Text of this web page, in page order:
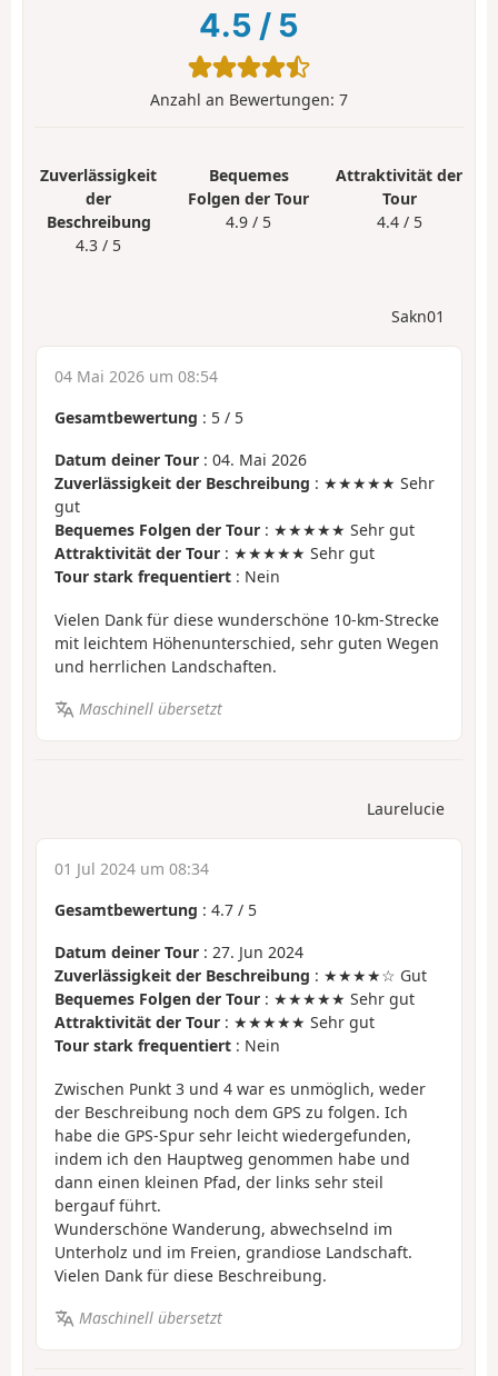
4.5 / 5
Anzahl an Bewertungen: 7
Zuverlässigkeit
der
Beschreibung
4.3 / 5
Bequemes
Folgen der Tour
4.9 / 5
Attraktivität der
Tour
4.4 / 5
Sakn01
04 Mai 2026 um 08:54
Gesamtbewertung : 5 / 5
Datum deiner Tour : 04. Mai 2026
Zuverlässigkeit der Beschreibung : ★★★★★ Sehr
gut
Bequemes Folgen der Tour : ★★★★★ Sehr gut
Attraktivität der Tour : ★★★★★ Sehr gut
Tour stark frequentiert : Nein
Vielen Dank für diese wunderschöne 10-km-Strecke
mit leichtem Höhenunterschied, sehr guten Wegen
und herrlichen Landschaften.
Maschinell übersetzt
Laurelucie
01 Jul 2024 um 08:34
Gesamtbewertung : 4.7 / 5
Datum deiner Tour : 27. Jun 2024
Zuverlässigkeit der Beschreibung : ★★★★☆ Gut
Bequemes Folgen der Tour : ★★★★★ Sehr gut
Attraktivität der Tour : ★★★★★ Sehr gut
Tour stark frequentiert : Nein
Zwischen Punkt 3 und 4 war es unmöglich, weder
der Beschreibung noch dem GPS zu folgen. Ich
habe die GPS-Spur sehr leicht wiedergefunden,
indem ich den Hauptweg genommen habe und
dann einen kleinen Pfad, der links sehr steil
bergauf führt.
Wunderschöne Wanderung, abwechselnd im
Unterholz und im Freien, grandiose Landschaft.
Vielen Dank für diese Beschreibung.
Maschinell übersetzt